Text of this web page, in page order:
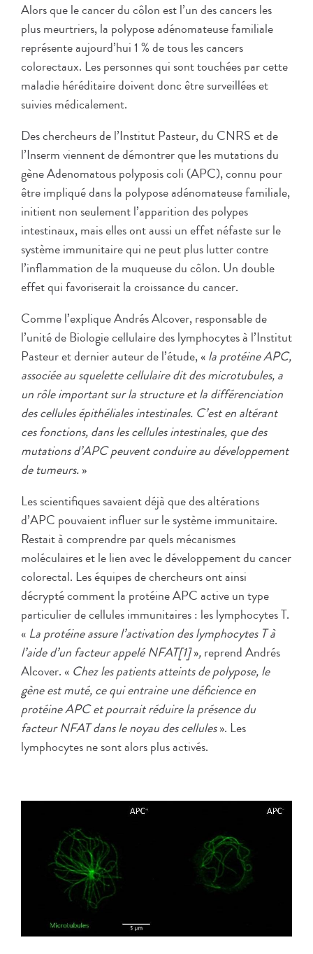
Alors que le cancer du côlon est l’un des cancers les
plus meurtriers, la polypose adénomateuse familiale
représente aujourd’hui 1 % de tous les cancers
colorectaux. Les personnes qui sont touchées par cette
maladie héréditaire doivent donc être surveillées et
suivies médicalement.
Des chercheurs de l’Institut Pasteur, du CNRS et de
l’Inserm viennent de démontrer que les mutations du
gène Adenomatous polyposis coli (APC), connu pour
être impliqué dans la polypose adénomateuse familiale,
initient non seulement l’apparition des polypes
intestinaux, mais elles ont aussi un effet néfaste sur le
système immunitaire qui ne peut plus lutter contre
l’inflammation de la muqueuse du côlon. Un double
effet qui favoriserait la croissance du cancer.
Comme l’explique Andrés Alcover, responsable de
l’unité de Biologie cellulaire des lymphocytes à l’Institut
Pasteur et dernier auteur de l’étude, «la protéine APC,
associée au squelette cellulaire dit des microtubules, a
un rôle important sur la structure et la différenciation
des cellules épithéliales intestinales. C’est en altérant
ces fonctions, dans les cellules intestinales, que des
mutations d’APC peuvent conduire au développement
de tumeurs.»
Les scientifiques savaient déjà que des altérations
d’APC pouvaient influer sur le système immunitaire.
Restait à comprendre par quels mécanismes
moléculaires et le lien avec le développement du cancer
colorectal. Les équipes de chercheurs ont ainsi
décrypté comment la protéine APC active un type
particulier de cellules immunitaires : les lymphocytes T.
« La protéine assure l’activation des lymphocytes T à
l’aide d’un facteur appelé NFAT[1]»,reprend Andrés
Alcover.« Chez les patients atteints de polypose, le
gène est muté, ce qui entraine une déficience en
protéine APC et pourrait réduire la présence du
facteur NFAT dans le noyau des cellules». Les
lymphocytes ne sont alors plus activés.